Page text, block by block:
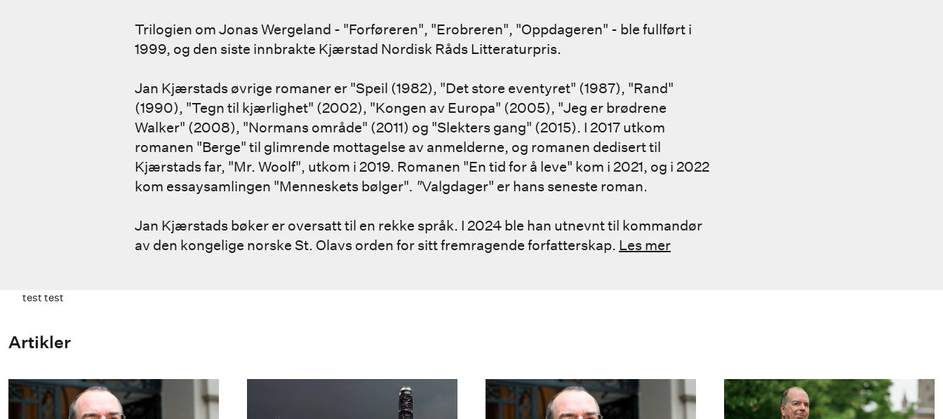
Trilogien om Jonas Wergeland - "Forføreren", "Erobreren", "Oppdageren" - ble fullført i
1999, og den siste innbrakte Kjærstad Nordisk Råds Litteraturpris.
Jan Kjærstads øvrige romaner er "Speil (1982), "Det store eventyret" (1987), "Rand"
(1990), "Tegn til kjærlighet" (2002), "Kongen av Europa" (2005), "Jeg er brødrene
Walker" (2008), "Normans område" (2011) og "Slekters gang" (2015). I 2017 utkom
romanen "Berge" til glimrende mottagelse av anmelderne, og romanen dedisert til
Kjærstads far, "Mr. Woolf", utkom i 2019. Romanen "En tid for å leve" kom i 2021, og i 2022
kom essaysamlingen "Menneskets bølger". "Valgdager" er hans seneste roman.
Jan Kjærstads bøker er oversatt til en rekke språk. I 2024 ble han utnevnt til kommandør
av den kongelige norske St. Olavs orden for sitt fremragende forfatterskap. Les mer
test test
Artikler